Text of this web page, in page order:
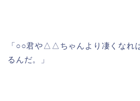
「○○君や△△ちゃんより凄くなれ
るんだ。」